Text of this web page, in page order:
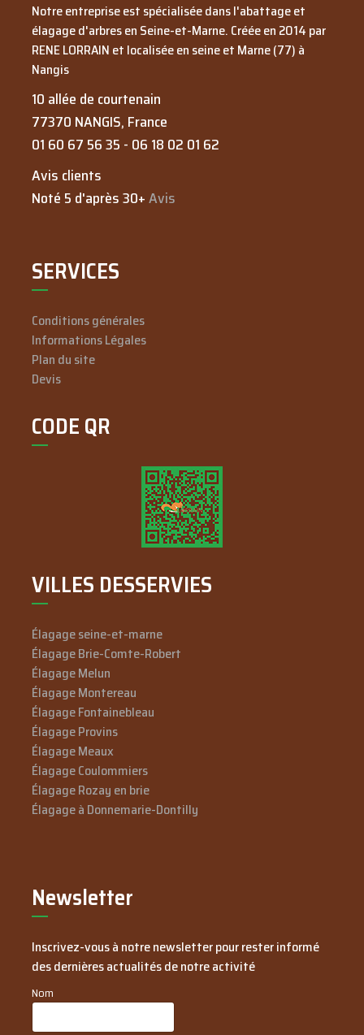
Notre entreprise est spécialisée dans l'abattage et
élagage d'arbres en Seine-et-Marne. Créée en 2014 par
RENE LORRAIN et localisée en seine et Marne (77) à
Nangis
10 allée de courtenain
77370 NANGIS, France
01 60 67 56 35 - 06 18 02 01 62
Avis clients
Noté 5 d'après 30+Avis
SERVICES
Conditions générales
Informations Légales
Plan du site
Devis
CODE QR
VILLES DESSERVIES
Élagage seine-et-marne
Élagage Brie-Comte-Robert
Élagage Melun
Élagage Montereau
Élagage Fontainebleau
Élagage Provins
Élagage Meaux
Élagage Coulommiers
Élagage Rozay en brie
Élagage à Donnemarie-Dontilly
Newsletter
Inscrivez-vous à notre newsletter pour rester informé
des dernières actualités de notre activité
Nom